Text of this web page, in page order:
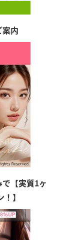
内
【実質1ヶ
】